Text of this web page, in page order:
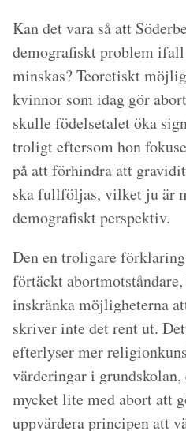
Kan det vara så att
demografiskt problem
minskas? Teoretiskt
kvinnor som idag gör
skulle födelsetalet öka
troligt eftersom hon
på att förhindra att
ska fullföljas, vilket ju är
demografiskt perspektiv.
Den en troligare
förtäckt
inskränka möjligheterna
skriver inte det rent ut.
efterlyser mer
värderingar i grundskolan,
mycket lite med abort att
uppvärdera principen att